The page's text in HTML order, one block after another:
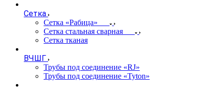
Сетка
Сетка «Рабица»
Сетка стальная сварная
Сетка тканая
ВЧШГ
Трубы под соединение «RJ»
Трубы под соединение «Tyton»